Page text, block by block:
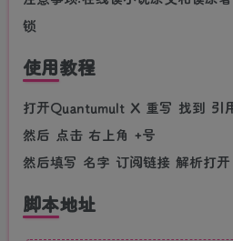
锁
使用教程
打开Quantumult X 重写 找到 引
然后 点击 右上角 +号
然后填写 名字 订阅链接 解析打开
脚本地址